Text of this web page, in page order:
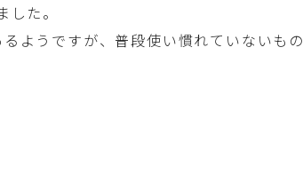
した。
ようですが、普段使い慣れていないもの